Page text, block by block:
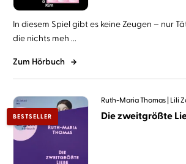
In diesem Spiel gibt es keine Zeugen – nur
die nichts meh ...
Zum Hörbuch
BESTSELLER
Ruth-Maria Thomas Lili
Die zweitgrößte